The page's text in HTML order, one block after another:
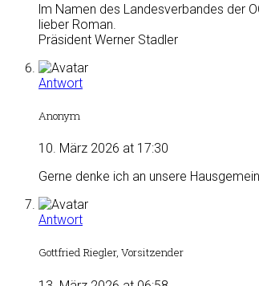
lm Namen des Landesverbandes der
lieber Roman.
Präsident Werner Stadler
Antwort
Anonym
10. März 2026 at 17:30
Gerne denke ich an unsere
Antwort
Gottfried Riegler, Vorsitzender